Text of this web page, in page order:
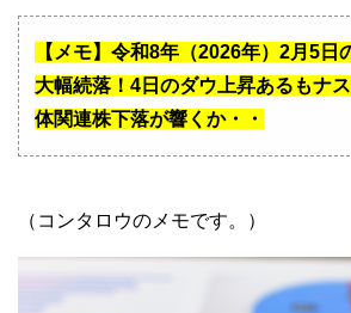
【メモ】令和8年（2026年）2月5日
大幅続落！4日のダウ上昇あるもナ
体関連株下落が響くか・・
（コンタロウのメモです。）